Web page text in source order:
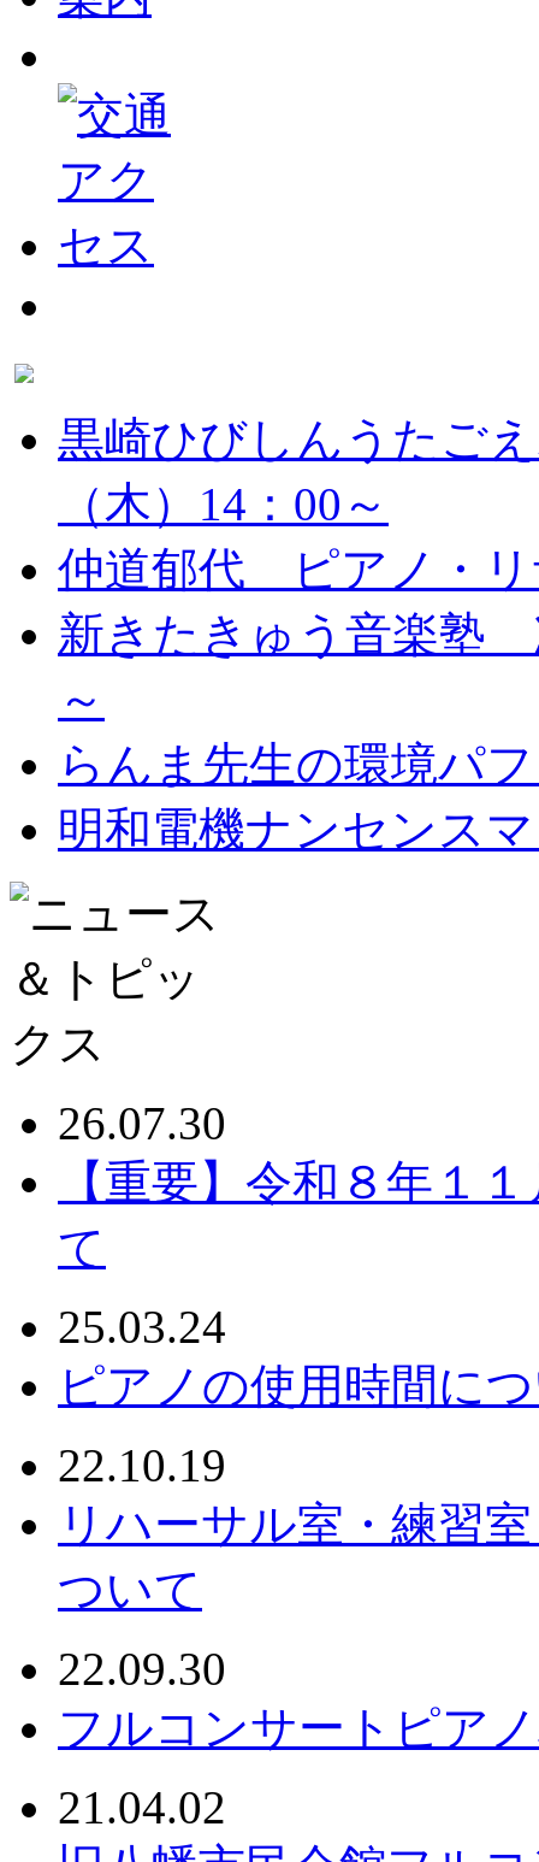
黒崎ひびしんうたご
（木）14：00～
仲道郁代 ピアノ・リ
新きたきゅう音楽塾
～
らんま先生の環境パ
明和電機ナンセンス
26.07.30
【重要】令和８年１
て
25.03.24
ピアノの使用時間に
22.10.19
リハーサル室・練習
ついて
22.09.30
フルコンサートピア
21.04.02